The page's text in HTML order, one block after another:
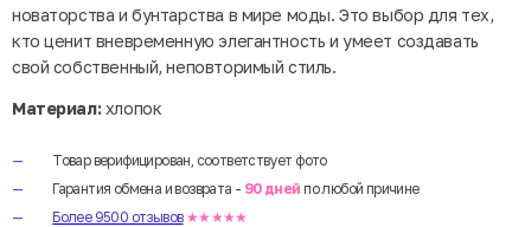
новаторства и бунтарства в мире моды. Это выбор для тех,
кто ценит вневременную элегантность и умеет создавать
свой собственный, неповторимый стиль.
Материал:хлопок
Товар верифицирован, соответствует фото
Гарантия обмена и возврата - 90 дней по любой причине
Более 9500 отзывов ★★★★★